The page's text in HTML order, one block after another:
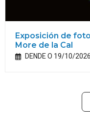
Exposición de
More de la Cal
DENDE O 19/10/